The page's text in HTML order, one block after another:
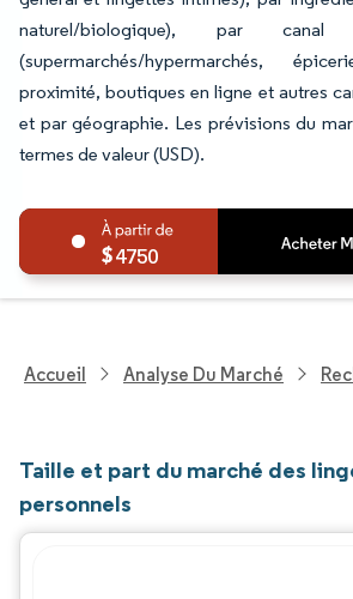
naturel/biologique), par
(supermarchés/hypermarchés,
proximité, boutiques en ligne et autres
et par géographie. Les prévisions du
termes de valeur (USD).
4750
Accueil Analyse Du Marché
Taille et part du marché des
personnels